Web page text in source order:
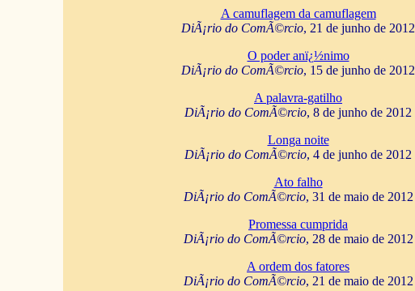
A camuflagem da camuflagem
DiÃ¡rio do ComÃ©rcio, 21 de junho de 2012
O poder anï¿½nimo
DiÃ¡rio do ComÃ©rcio, 15 de junho de 2012
A palavra-gatilho
DiÃ¡rio do ComÃ©rcio, 8 de junho de 2012
Longa noite
DiÃ¡rio do ComÃ©rcio, 4 de junho de 2012
Ato falho
DiÃ¡rio do ComÃ©rcio, 31 de maio de 2012
Promessa cumprida
DiÃ¡rio do ComÃ©rcio, 28 de maio de 2012
A ordem dos fatores
DiÃ¡rio do ComÃ©rcio, 21 de maio de 2012